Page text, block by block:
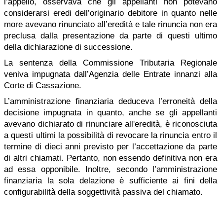
considerarsi eredi dell’originario debitore in quanto nelle
more avevano rinunciato all’eredità e tale rinuncia non era
preclusa dalla presentazione da parte di questi ultimo
della dichiarazione di successione.
La sentenza della Commissione Tributaria Regionale
veniva impugnata dall’Agenzia delle Entrate innanzi alla
Corte di Cassazione.
L’amministrazione finanziaria deduceva l’erroneità della
decisione impugnata in quanto, anche se gli appellanti
avevano dichiarato di rinunciare all'eredità, è riconosciuta
a questi ultimi la possibilità di revocare la rinuncia entro il
termine di dieci anni previsto per l’accettazione da parte
di altri chiamati. Pertanto, non essendo definitiva non era
ad essa opponibile. Inoltre, secondo l’amministrazione
finanziaria la sola delazione è sufficiente ai fini della
configurabilità della soggettività passiva del chiamato.